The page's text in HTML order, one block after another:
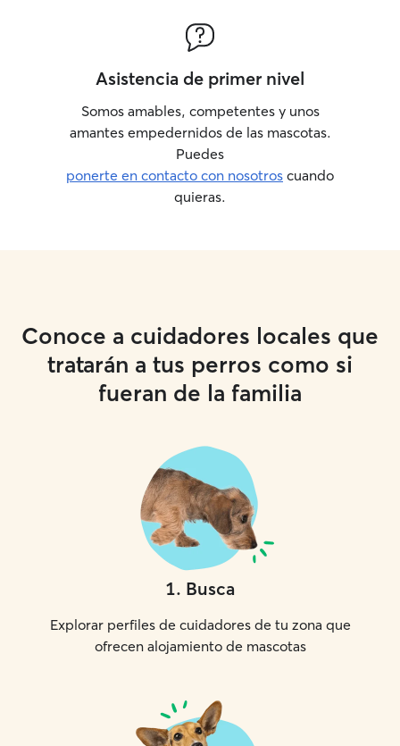
Asistencia de primer nivel
Somos amables, competentes y unos
amantes empedernidos de las mascotas.
Puedes
ponerte en contacto con nosotros cuando
quieras.
Conoce a cuidadores locales que
tratarán a tus perros como si
fueran de la familia
1. Busca
Explorar perfiles de cuidadores de tu zona que
ofrecen alojamiento de mascotas